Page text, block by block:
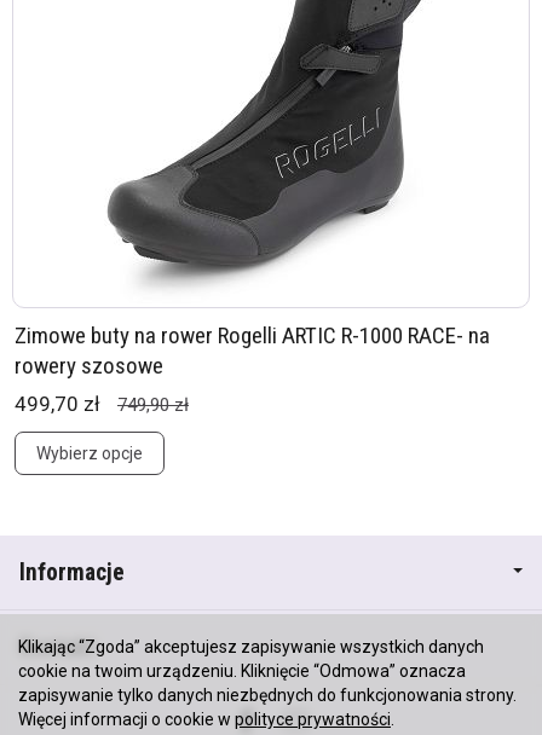
Zimowe buty na rower Rogelli ARTIC R-1000 RACE- na
rowery szosowe
499,70 zł 749,90 zł
Wybierz opcje
Informacje
Kontakt
Klikając “Zgoda” akceptujesz zapisywanie wszystkich danych
cookie na twoim urządzeniu. Kliknięcie “Odmowa” oznacza
zapisywanie tylko danych niezbędnych do funkcjonowania strony.
Więcej informacji o cookie w polityce prywatności